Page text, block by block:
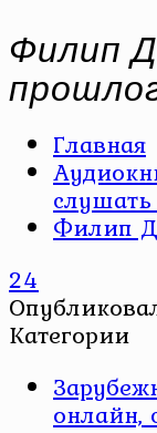
Филип
Главная
слушать
Филип
24
Категории
онлайн,